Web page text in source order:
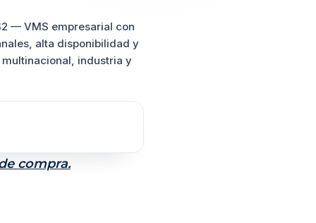
— VMS empresarial con
alta disponibilidad y
industria y
compra.